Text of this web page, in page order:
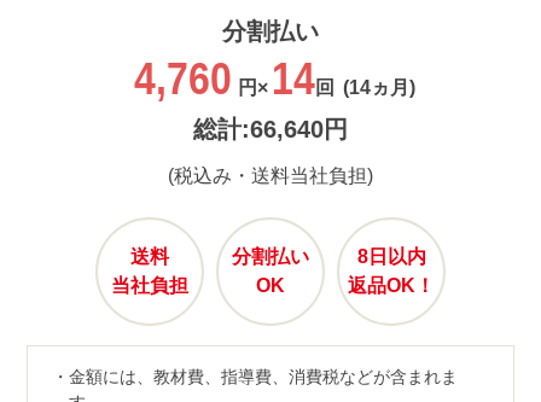
分割払い
4,760 円× 14回 (14ヵ月)
総計:66,640円
(税込み・送料当社負担)
送料
当社負担
分割払い
OK
8日以内
返品OK！
金額には、教材費、指導費、消費税などが含まれま